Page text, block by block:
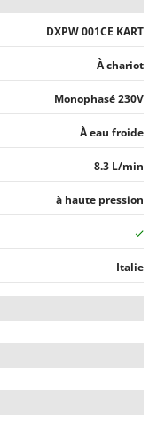
DXPW 001CE KART
À chariot
Monophasé 230V
À eau froide
8.3 L/min
à haute pression
Italie
à induction
DXPW 001CE